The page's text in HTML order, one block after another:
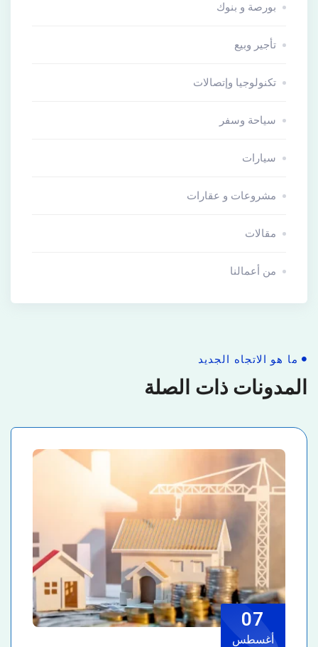
بورصة و بنوك
تأجير وبيع
تكنولوجيا وإتصالات
سياحة وسفر
سيارات
مشروعات و عقارات
مقالات
من أعمالنا
ما هو الاتجاه الجديد
المدونات ذات الصلة
07
أغسطس